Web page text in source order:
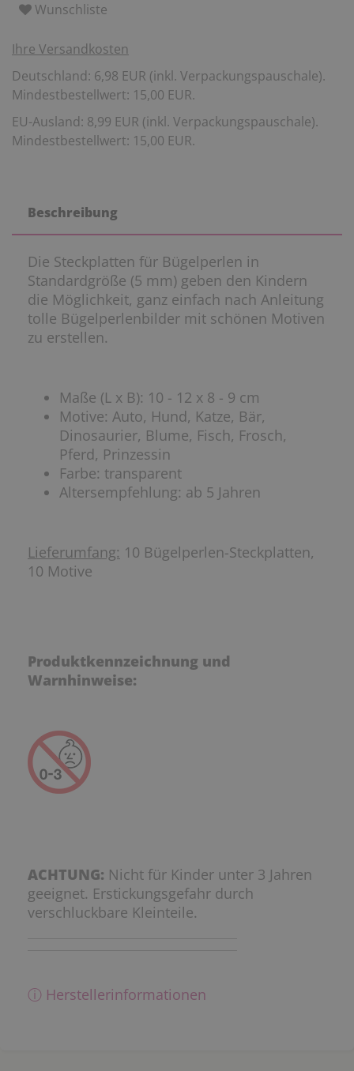
Wunschliste
Ihre Versandkosten
Deutschland: 6,98 EUR (inkl. Verpackungspauschale).
Mindestbestellwert: 15,00 EUR.
EU-Ausland: 8,99 EUR (inkl. Verpackungspauschale).
Mindestbestellwert: 15,00 EUR.
Beschreibung
Die Steckplatten für Bügelperlen in
Standardgröße (5 mm) geben den Kindern
die Möglichkeit, ganz einfach nach Anleitung
tolle Bügelperlenbilder mit schönen Motiven
zu erstellen.
Maße (L x B): 10 - 12 x 8 - 9 cm
Motive: Auto, Hund, Katze, Bär,
Dinosaurier, Blume, Fisch, Frosch,
Pferd, Prinzessin
Farbe: transparent
Altersempfehlung: ab 5 Jahren
Lieferumfang: 10 Bügelperlen-Steckplatten,
10 Motive
Produktkennzeichnung und
Warnhinweise:
ACHTUNG: Nicht für Kinder unter 3 Jahren
geeignet. Erstickungsgefahr durch
verschluckbare Kleinteile.
ⓘ Herstellerinformationen